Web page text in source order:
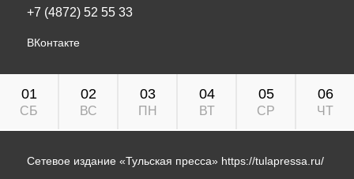
+7 (4872) 52 55 33
ВКонтакте
01
СБ
02
ВС
03
ПН
04
ВТ
05
СР
06
ЧТ
Сетевое издание «Тульская пресса» https://tulapressa.ru/